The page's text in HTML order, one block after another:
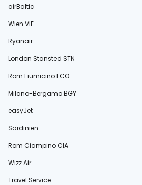
airBaltic
Wien VIE
Ryanair
London Stansted STN
Rom Fiumicino FCO
Milano-Bergamo BGY
easyJet
Sardinien
Rom Ciampino CIA
Wizz Air
Travel Service